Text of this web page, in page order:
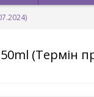
(Термін